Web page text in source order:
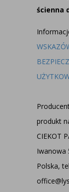
ścienna
produkt
CIEKOT
Iwanowa
Polska,